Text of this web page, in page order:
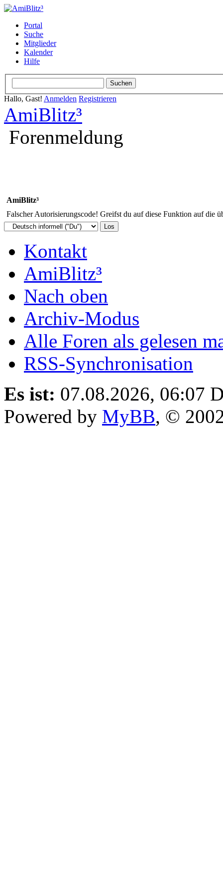
Portal
Suche
Mitglieder
Kalender
Hilfe
Hallo, Gast! Anmelden Registrieren
AmiBlitz³
Forenmeldung
AmiBlitz³
Falscher Autorisierungscode! Greifst du auf diese Funktion auf die
Kontakt
AmiBlitz³
Nach oben
Archiv-Modus
Alle Foren als gelesen
RSS-Synchronisation
Es ist: 07.08.2026, 06:07
Powered by MyBB, ©